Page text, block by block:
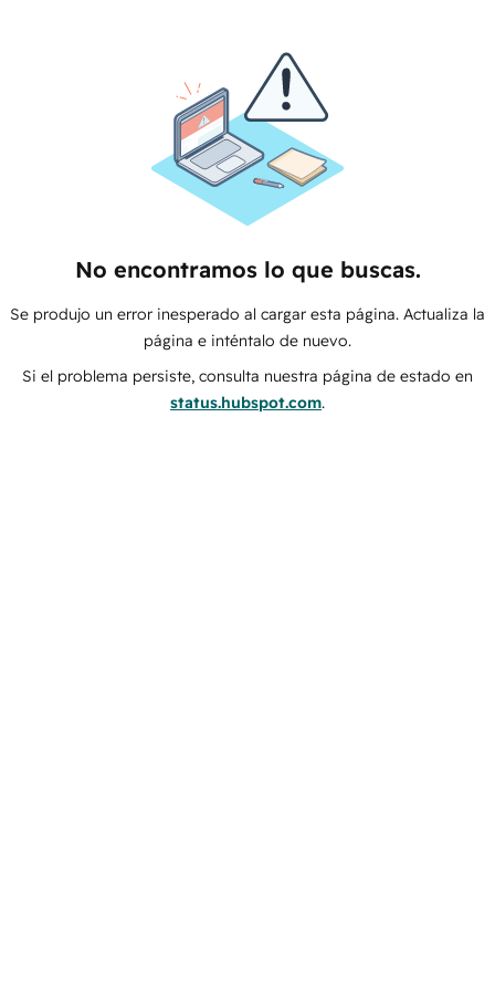
No encontramos lo que buscas.
Se produjo un error inesperado al cargar esta página. Actualiza la
página e inténtalo de nuevo.
Si el problema persiste, consulta nuestra página de estado en
status.hubspot.com.